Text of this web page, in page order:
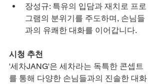
장성규: 특유의 입담과 재치로 프로
그램의 분위기를 주도하며, 손님들
과의 유쾌한 대화를 이어갑니다.
시청 추천
'세차JANG'은 세차라는 독특한 콘셉트
를 통해 다양한 손님들과의 진솔한 대화